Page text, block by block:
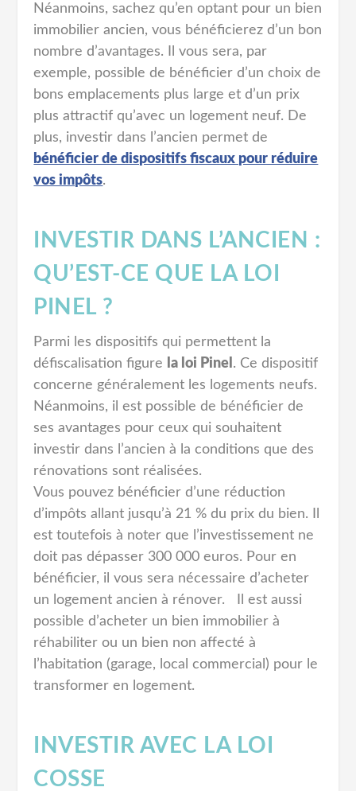
Néanmoins, sachez qu’en optant pour un bien
immobilier ancien, vous bénéficierez d’un bon
nombre d’avantages. Il vous sera, par
exemple, possible de bénéficier d’un choix de
bons emplacements plus large et d’un prix
plus attractif qu’avec un logement neuf. De
plus, investir dans l’ancien permet de
bénéficier de dispositifs fiscaux pour réduire
vos impôts.
INVESTIR DANS L’ANCIEN :
QU’EST-CE QUE LA LOI
PINEL ?
Parmi les dispositifs qui permettent la
défiscalisation figure
la loi Pinel . Ce dispositif
concerne généralement les logements neufs.
Néanmoins, il est possible de bénéficier de
ses avantages pour ceux qui souhaitent
investir dans l’ancien à la conditions que des
rénovations sont réalisées.
Vous pouvez bénéficier d’une réduction
d’impôts allant jusqu’à 21 % du prix du bien. Il
est toutefois à noter que l’investissement ne
doit pas dépasser 300 000 euros. Pour en
bénéficier, il vous sera nécessaire d’acheter
un logement ancien à rénover. Il est aussi
possible d’acheter un bien immobilier à
réhabiliter ou un bien non affecté à
l’habitation (garage, local commercial) pour le
transformer en logement.
INVESTIR AVEC LA LOI
COSSE